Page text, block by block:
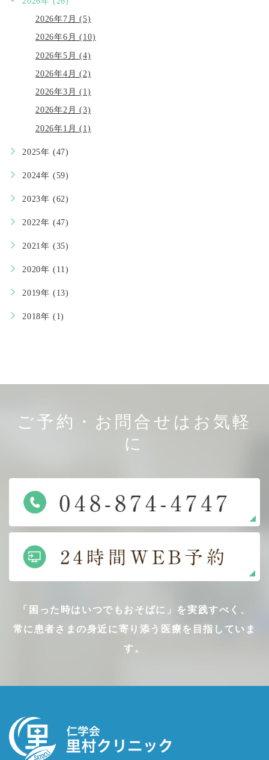
2026年7月 (5)
2026年6月 (10)
2026年5月 (4)
2026年4月 (2)
2026年3月 (1)
2026年2月 (3)
2026年1月 (1)
2025年 (47)
2024年 (59)
2023年 (62)
2022年 (47)
2021年 (35)
2020年 (11)
2019年 (13)
2018年 (1)
ご予約・お問合せはお気軽
に
「困った時はいつでもおそばに」を実践すべく、
常に患者さまの身近に寄り添う医療を目指していま
す。